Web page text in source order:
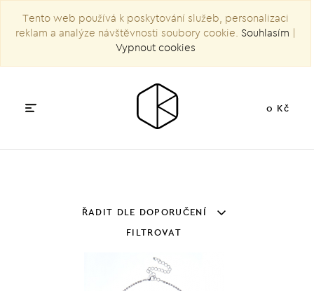
Tento web používá k poskytování služeb, personalizaci
reklam a analýze návštěvnosti soubory cookie. Souhlasím |
Vypnout cookies
0 Kč
ŘADIT DLE DOPORUČENÍ
FILTROVAT